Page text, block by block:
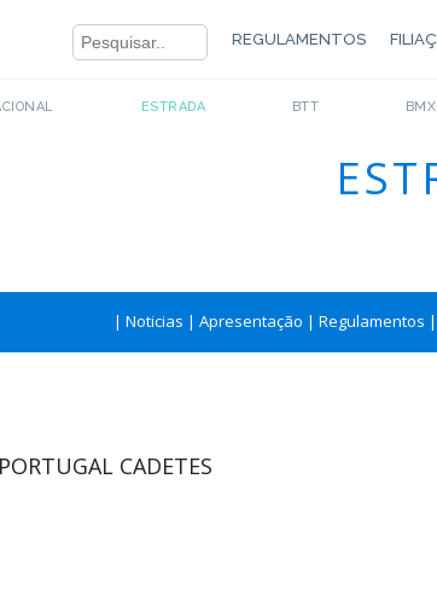
REGULAMENTOS
ESTRADA BTT BMX
| Noticias | Apresentação | Regulamentos |
CADETES